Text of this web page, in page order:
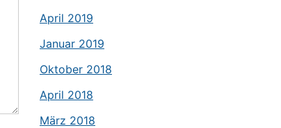
April 2019
Januar 2019
Oktober 2018
April 2018
März 2018